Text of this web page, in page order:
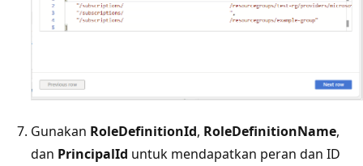
Gunakan RoleDefinitionId, RoleDefinitionName,
dan PrincipalId untuk mendapatkan peran dan ID